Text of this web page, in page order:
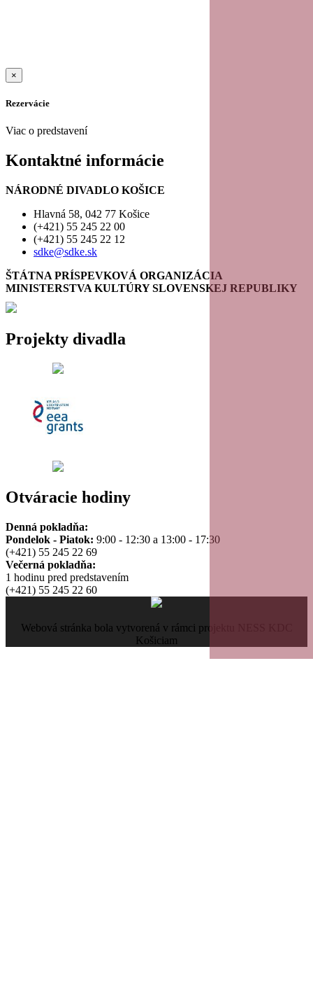
×
Rezervácie
Viac o predstavení
Kontaktné informácie
NÁRODNÉ DIVADLO KOŠICE
Hlavná 58, 042 77 Košice
(+421) 55 245 22 00
(+421) 55 245 22 12
sdke@sdke.sk
ŠTÁTNA PRÍSPEVKOVÁ ORGANIZÁCIA
MINISTERSTVA KULTÚRY SLOVENSKEJ REPUBLIKY
Projekty divadla
Otváracie hodiny
Denná pokladňa:
Pondelok - Piatok: 9:00 - 12:30 a 13:00 - 17:30
(+421) 55 245 22 69
Večerná pokladňa:
1 hodinu pred predstavením
(+421) 55 245 22 60
Webová stránka bola vytvorená v rámci projektu NESS KDC
Košiciam